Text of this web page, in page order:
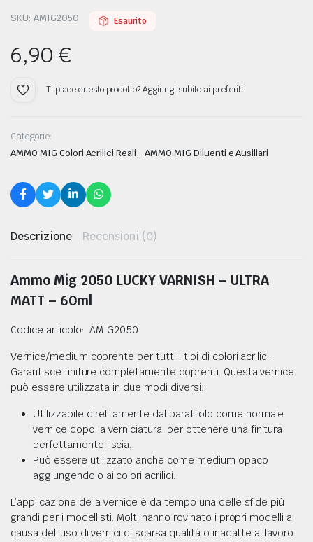
SKU: AMIG2050 Esaurito
6,90€
Ti piace questo prodotto? Aggiungi subito ai preferiti
Categorie:
AMMO MIG Colori Acrilici Reali, AMMO MIG Diluenti e Ausiliari
Descrizione Recensioni (0)
Ammo Mig 2050 LUCKY VARNISH – ULTRA
MATT – 60ml
Codice articolo: AMIG2050
Vernice/medium coprente per tutti i tipi di colori acrilici.
Garantisce finiture completamente coprenti. Questa vernice
può essere utilizzata in due modi diversi:
Utilizzabile direttamente dal barattolo come normale
vernice dopo la verniciatura, per ottenere una finitura
perfettamente liscia.
Può essere utilizzato anche come medium opaco
aggiungendolo ai colori acrilici.
L’applicazione della vernice è da tempo una delle sfide più
grandi per i modellisti. Molti hanno rovinato i propri modelli a
causa dell’uso di vernici di scarsa qualità o inadatte al lavoro
NAVALE IN LEGNO